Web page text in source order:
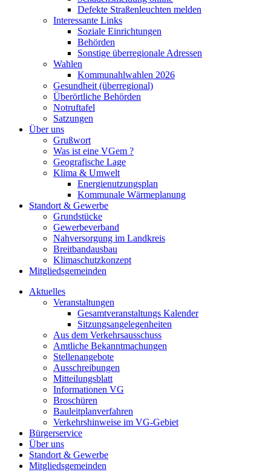
Defekte Straßenleuchten melden
Interessante Links
Soziale Einrichtungen
Behörden
Sonstige überregionale Adressen
Wahlen
Kommunahlwahlen 2026
Gesundheit (überregional)
Überörtliche Behörden
Notruftafel
Satzungen
Über uns
Grußwort
Was ist eine VGem ?
Geografische Lage
Klima & Umwelt
Energienutzungsplan
Kommunale Wärmeplanung
Standort & Gewerbe
Grundstücke
Gewerbeverband
Nahversorgung im Landkreis
Breitbandausbau
Klimaschutzkonzept
Mitgliedsgemeinden
Aktuelles
Veranstaltungen
Gesamtveranstaltungs Kalender
Sitzungsangelegenheiten
Aus dem Verkehrsausschuss
Amtliche Bekanntmachungen
Stellenangebote
Ausschreibungen
Mitteilungsblatt
Informationen VG
Broschüren
Bauleitplanverfahren
Verkehrshinweise im VG-Gebiet
Bürgerservice
Über uns
Standort & Gewerbe
Mitgliedsgemeinden